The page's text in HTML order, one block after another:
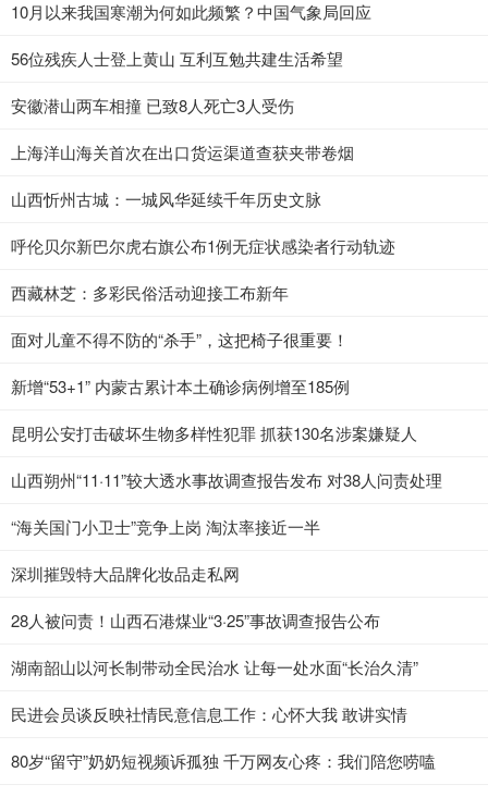
10月以来我国寒潮为何如此频繁？中国气象局回应
56位残疾人士登上黄山 互利互勉共建生活希望
安徽潜山两车相撞 已致8人死亡3人受伤
上海洋山海关首次在出口货运渠道查获夹带卷烟
山西忻州古城：一城风华延续千年历史文脉
呼伦贝尔新巴尔虎右旗公布1例无症状感染者行动轨迹
西藏林芝：多彩民俗活动迎接工布新年
面对儿童不得不防的“杀手”，这把椅子很重要！
新增“53+1” 内蒙古累计本土确诊病例增至185例
昆明公安打击破坏生物多样性犯罪 抓获130名涉案嫌疑人
山西朔州“11·11”较大透水事故调查报告发布 对38人问责处理
“海关国门小卫士”竞争上岗 淘汰率接近一半
深圳摧毁特大品牌化妆品走私网
28人被问责！山西石港煤业“3·25”事故调查报告公布
湖南韶山以河长制带动全民治水 让每一处水面“长治久清”
民进会员谈反映社情民意信息工作：心怀大我 敢讲实情
80岁“留守”奶奶短视频诉孤独 千万网友心疼：我们陪您唠嗑